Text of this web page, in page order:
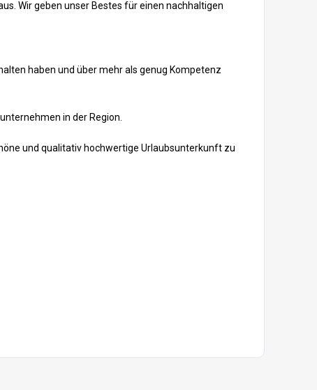
Wir geben unser Bestes für einen nachhaltigen
haben und über mehr als genug Kompetenz
in der Region.
und qualitativ hochwertige Urlaubsunterkunft zu